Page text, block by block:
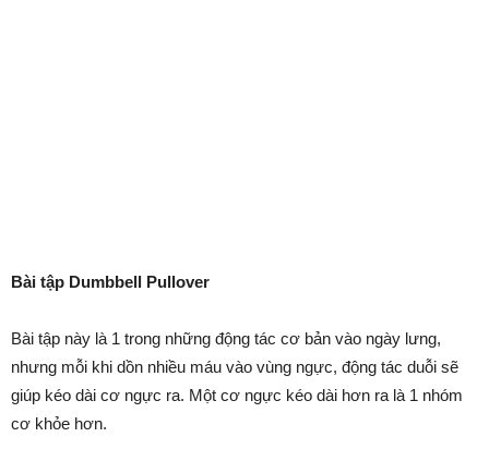
Bài tập Dumbbell Pullover
Bài tập này là 1 trong những động tác cơ bản vào ngày lưng,
nhưng mỗi khi dồn nhiều máu vào vùng ngực, động tác duỗi sẽ
giúp kéo dài cơ ngực ra. Một cơ ngực kéo dài hơn ra là 1 nhóm
cơ khỏe hơn.